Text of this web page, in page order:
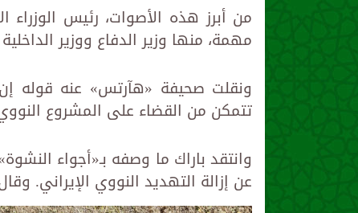
من أبرز هذه الأصوات، رئيس
مهمة، منها وزير الدفاع ووزير
ونقلت صحيفة «هآرتس» عنه قوله
تتمكن من القضاء على المشروع
وانتقد باراك ما وصفه بـ«أجواء
عن إزالة التهديد النووي الإيراني.